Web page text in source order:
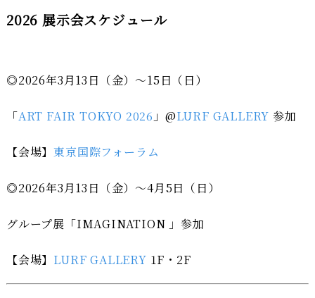
2026 展示会スケジュール
◎2026年3月13日（金）～15日（日）
「ART FAIR TOKYO 2026 」@LURF GALLERY 参加
【会場】東京国際フォーラム
◎2026年3月13日（金）～4月5日（日）
グループ展「IMAGINATION 」参加
【会場】 LURF GALLERY 1F・2F